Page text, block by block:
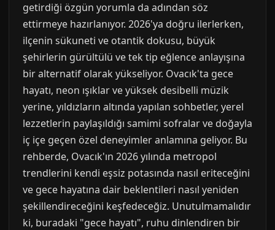
getirdiği özgün yorumla da adından söz
ettirmeye hazırlanıyor. 2026'ya doğru ilerlerken,
ilçenin sükuneti ve otantik dokusu, büyük
şehirlerin gürültülü ve tek tip eğlence anlayışına
bir alternatif olarak yükseliyor. Ovacık'ta gece
hayatı, neon ışıklar ve yüksek desibelli müzik
yerine, yıldızların altında yapılan sohbetler, yerel
lezzetlerin paylaşıldığı samimi sofralar ve doğayla
iç içe geçen özel deneyimler anlamına geliyor. Bu
rehberde, Ovacık'ın 2026 yılında metropol
trendlerini kendi eşsiz potasında nasıl eriteceğini
ve gece hayatına dair beklentileri nasıl yeniden
şekillendireceğini keşfedeceğiz. Unutulmamalıdır
ki, buradaki "gece hayatı", ruhu dinlendiren bir